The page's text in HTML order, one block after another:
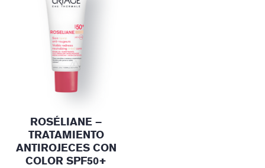
ROSÉLIANE –
TRATAMIENTO
ANTIROJECES CON
COLOR SPF50+